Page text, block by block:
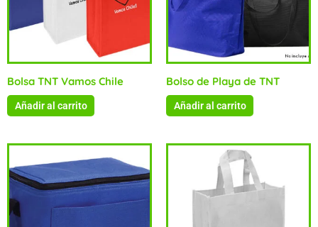
Bolsa TNT Vamos Chile
Añadir al carrito
Bolso de Playa de TNT
Añadir al carrito